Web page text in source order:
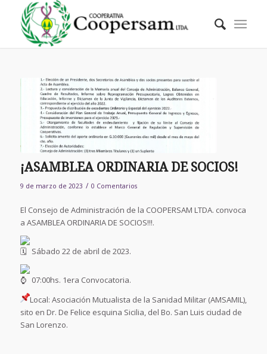
¡ASAMBLEA ORDINARIA DE SOCIOS!
9 de marzo de 2023 / 0 Comentarios
El Consejo de Administración de la COOPERSAM LTDA. convoca
a ASAMBLEA ORDINARIA DE SOCIOS!!!.
Sábado 22 de abril de 2023.
07:00hs. 1era Convocatoria.
Local: Asociación Mutualista de la Sanidad Militar (AMSAMIL),
sito en Dr. De Felice esquina Sicilia, del Bo. San Luis ciudad de
San Lorenzo.